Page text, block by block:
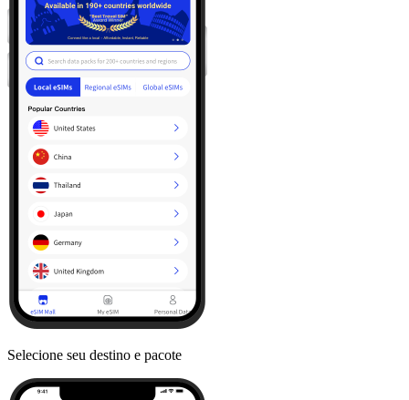
Selecione seu destino e pacote